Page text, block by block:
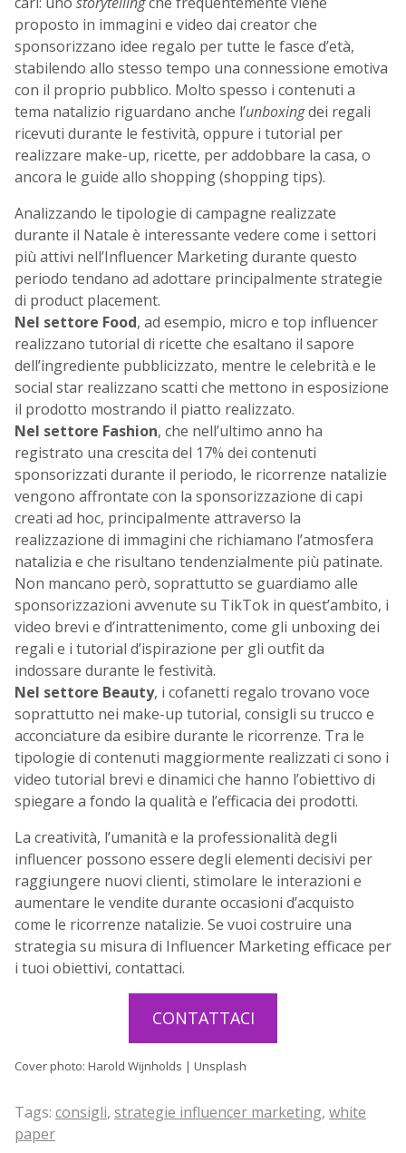
proposto in immagini e video dai creator che
sponsorizzano idee regalo per tutte le fasce d’età,
stabilendo allo stesso tempo una connessione emotiva
con il proprio pubblico. Molto spesso i contenuti a
tema natalizio riguardano anche l’unboxingdei regali
ricevuti durante le festività, oppure i tutorial per
realizzare make-up, ricette, per addobbare la casa, o
ancora le guide allo shopping (shopping tips).
Analizzando le tipologie di campagne realizzate
durante il Natale è interessante vedere come i settori
più attivi nell’Influencer Marketing durante questo
periodo tendano ad adottare principalmente strategie
di product placement.
Nel settore Food, ad esempio, micro e top influencer
realizzano tutorial di ricette che esaltano il sapore
dell’ingrediente pubblicizzato, mentre le celebrità e le
social star realizzano scatti che mettono in esposizione
il prodotto mostrando il piatto realizzato.
Nel settore Fashion, che nell’ultimo anno ha
registrato una crescita del 17% dei contenuti
sponsorizzati durante il periodo, le ricorrenze natalizie
vengono affrontate con la sponsorizzazione di capi
creati ad hoc, principalmente attraverso la
realizzazione di immagini che richiamano l’atmosfera
natalizia e che risultano tendenzialmente più patinate.
Non mancano però, soprattutto se guardiamo alle
sponsorizzazioni avvenute su TikTok in quest’ambito, i
video brevi e d’intrattenimento, come gli unboxing dei
regali e i tutorial d’ispirazione per gli outfit da
indossare durante le festività.
Nel settore Beauty, i cofanetti regalo trovano voce
soprattutto nei make-up tutorial, consigli su trucco e
acconciature da esibire durante le ricorrenze. Tra le
tipologie di contenuti maggiormente realizzati ci sono i
video tutorial brevi e dinamici che hanno l’obiettivo di
spiegare a fondo la qualità e l’efficacia dei prodotti.
La creatività, l’umanità e la professionalità degli
influencer possono essere degli elementi decisivi per
raggiungere nuovi clienti, stimolare le interazioni e
aumentare le vendite durante occasioni d’acquisto
come le ricorrenze natalizie. Se vuoi costruire una
strategia su misura di Influencer Marketing efficace per
i tuoi obiettivi, contattaci.
CONTATTACI
Cover photo: Harold Wijnholds | Unsplash
Tags: consigli, strategie influencer marketing, white
paper